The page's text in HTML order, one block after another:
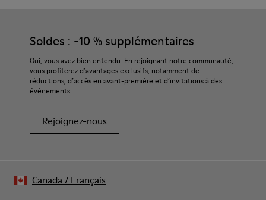
Soldes : -10 % supplémentaires
Oui, vous avez bien entendu. En rejoignant notre communauté,
vous profiterez d’avantages exclusifs, notamment de
réductions, d’accès en avant-première et d’invitations à des
événements.
Rejoignez-nous
Canada / Français